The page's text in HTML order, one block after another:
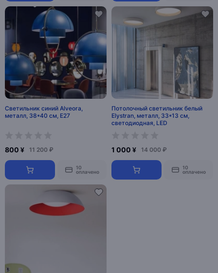
Светильник синий Alveora,
металл, 38*40 см, Е27
800 ¥ 11 200 ₽
10
оплачено
Потолочный светильник белый
Elystran, металл, 33*13 см,
светодиодная, LED
1 000 ¥ 14 000 ₽
10
оплачено